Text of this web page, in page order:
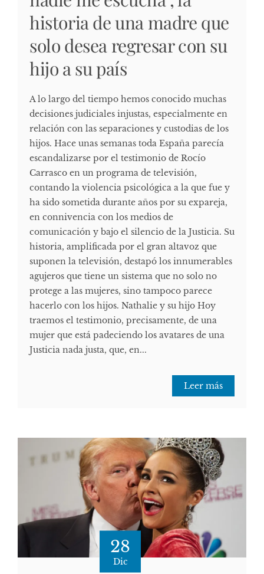
historia de una madre que
solo desea regresar con su
hijo a su país
A lo largo del tiempo hemos conocido muchas
decisiones judiciales injustas, especialmente en
relación con las separaciones y custodias de los
hijos. Hace unas semanas toda España parecía
escandalizarse por el testimonio de Rocío
Carrasco en un programa de televisión,
contando la violencia psicológica a la que fue y
ha sido sometida durante años por su expareja,
en connivencia con los medios de
comunicación y bajo el silencio de la Justicia. Su
historia, amplificada por el gran altavoz que
suponen la televisión, destapó los innumerables
agujeros que tiene un sistema que no solo no
protege a las mujeres, sino tampoco parece
hacerlo con los hijos. Nathalie y su hijo Hoy
traemos el testimonio, precisamente, de una
mujer que está padeciendo los avatares de una
Justicia nada justa, que, en...
Leer más
28
Dic